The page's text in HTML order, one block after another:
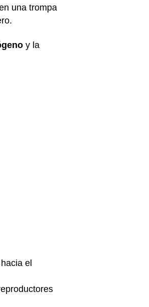
una trompa
y la
el